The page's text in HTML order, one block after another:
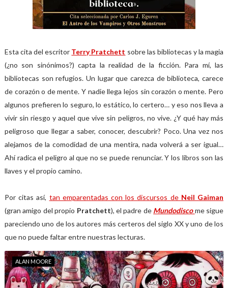
Esta cita del escritor Terry Pratchett sobre las bibliotecas y la magia
(¿no son sinónimos?) capta la realidad de la ficción. Para mí, las
bibliotecas son refugios. Un lugar que carezca de biblioteca, carece
de corazón o de mente. Y nadie llega lejos sin corazón o mente. Pero
algunos prefieren lo seguro, lo estático, lo certero… y eso nos lleva a
vivir sin riesgo y aquel que vive sin peligros, no vive. ¿Y qué hay más
peligroso que llegar a saber, conocer, descubrir? Poco. Una vez nos
alejamos de la comodidad de una mentira, nada volverá a ser igual…
Ahí radica el peligro al que no se puede renunciar. Y los libros son las
llaves y el propio camino.
Por citas así, tan emparentadas con los discursos de Neil Gaiman
(gran amigo del propio Pratchett), el padre de Mundodiscome sigue
pareciendo uno de los autores más certeros del siglo XX y uno de los
que no puede faltar entre nuestras lecturas.
ALAN MOORE